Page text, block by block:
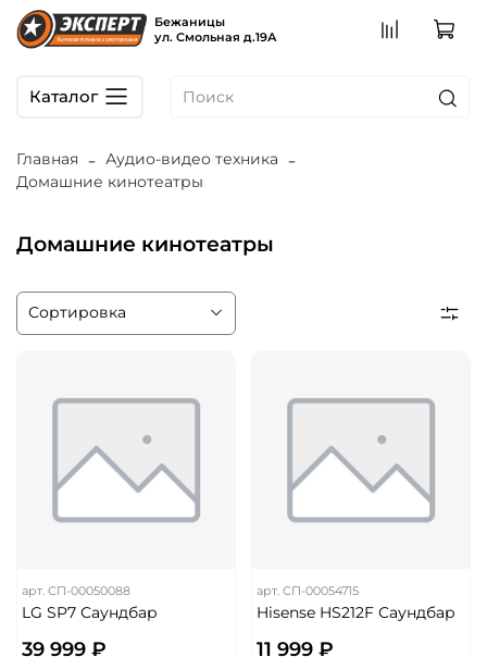
Бежаницы
ул. Смольная д.19А
Каталог
Главная
Аудио-видео техника
Домашние кинотеатры
Домашние кинотеатры
арт.СП-00050088
LG SP7 Саундбар
39 999 ₽
арт.СП-00054715
Hisense HS212F Саундбар
11 999 ₽